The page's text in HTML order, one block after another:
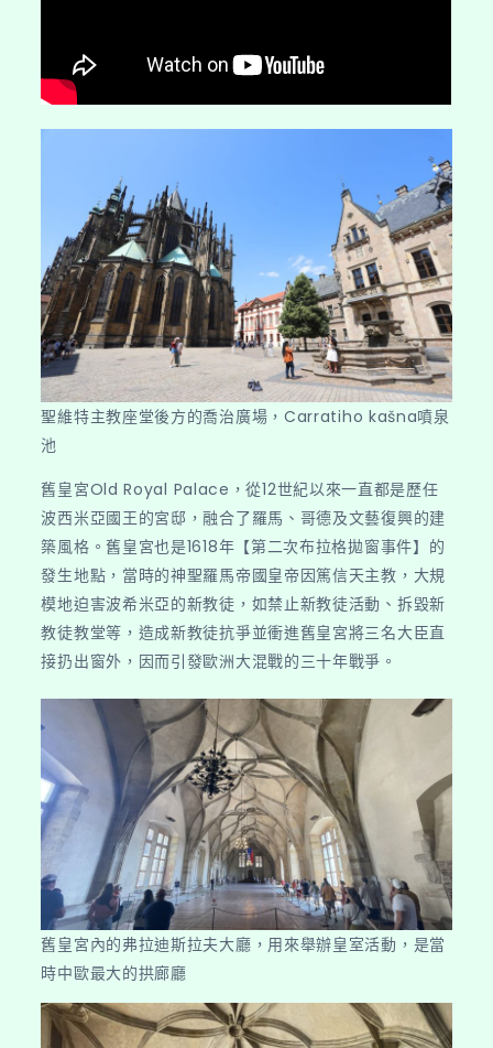
聖維特主教座堂後方的喬治廣場，Carratiho kašna噴泉
池
舊皇宮Old Royal Palace，從12世紀以來一直都是歷任
波西米亞國王的宮邸，融合了羅馬、哥德及文藝復興的建
築風格。舊皇宮也是1618年【第二次布拉格拋窗事件】的
發生地點，當時的神聖羅馬帝國皇帝因篤信天主教，大規
模地迫害波希米亞的新教徒，如禁止新教徒活動、拆毀新
教徒教堂等，造成新教徒抗爭並衝進舊皇宮將三名大臣直
接扔出窗外，因而引發歐洲大混戰的三十年戰爭。
舊皇宮內的弗拉迪斯拉夫大廳，用來舉辦皇室活動，是當
時中歐最大的拱廊廳